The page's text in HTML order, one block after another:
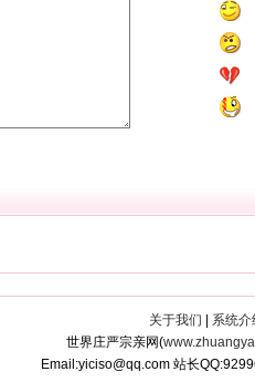
关于我们
系统介
世界庄严宗亲网(
Email:yiciso@qq.com 站长